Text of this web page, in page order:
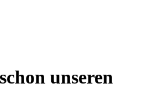
unseren